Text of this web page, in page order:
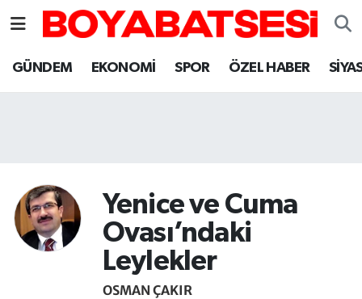
GÜNDEM EKONOMİ SPOR ÖZEL HABER
Yenice ve Cuma
Ovası’ndaki
Leylekler
OSMAN ÇAKIR
Sinop Nöbetçi Eczaneler
Sinop Trafik Yoğunluk Haritası
Süper Lig Puan Durumu ve Fikstür
Tüm Manşetler